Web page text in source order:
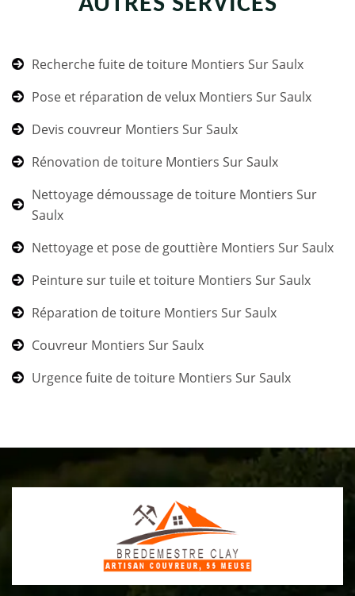
Recherche fuite de toiture Montiers Sur Saulx
Pose et réparation de velux Montiers Sur Saulx
Devis couvreur Montiers Sur Saulx
Rénovation de toiture Montiers Sur Saulx
Nettoyage démoussage de toiture Montiers Sur
Saulx
Nettoyage et pose de gouttière Montiers Sur Saulx
Peinture sur tuile et toiture Montiers Sur Saulx
Réparation de toiture Montiers Sur Saulx
Couvreur Montiers Sur Saulx
Urgence fuite de toiture Montiers Sur Saulx